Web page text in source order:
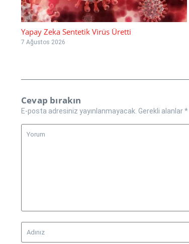
Yapay Zeka Sentetik Virüs Üretti
7 Ağustos 2026
Cevap bırakın
E-posta adresiniz yayınlanmayacak. Gerekli alanlar*